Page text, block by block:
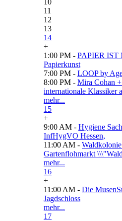
11
12
13
14
+
1:00 PM - PAPIER IST
Papierkunst
7:00 PM - LOOP by
8:00 PM - Mira Cohan +
internationale Klassiker
mehr...
15
+
9:00 AM - Hygiene
InfHygVO Hessen,
11:00 AM -
Gartenflohmarkt
mehr...
16
+
11:00 AM - Die
Jagdschloss
mehr...
17